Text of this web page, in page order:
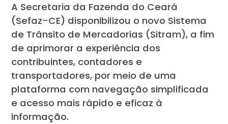
A Secretaria da Fazenda do Ceará
(Sefaz-CE) disponibilizou o novo Sistema
de Trânsito de Mercadorias (Sitram), a fim
de aprimorar a experiência dos
contribuintes, contadores e
transportadores, por meio de uma
plataforma com navegação simplificada
e acesso mais rápido e eficaz à
informação.